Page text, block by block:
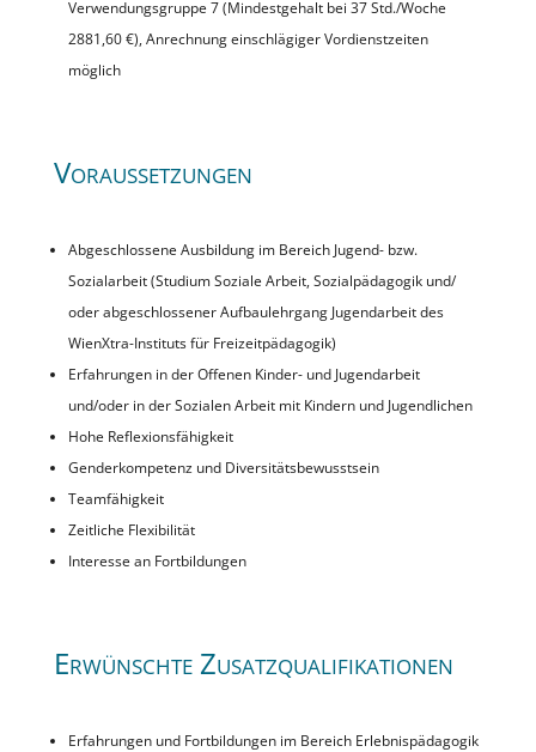
Verwendungsgruppe 7 (Mindestgehalt bei 37 Std./Woche
2881,60 €), Anrechnung einschlägiger Vordienstzeiten
möglich
Voraussetzungen
Abgeschlossene Ausbildung im Bereich Jugend- bzw.
Sozialarbeit (Studium Soziale Arbeit, Sozialpädagogik und/
oder abgeschlossener Aufbaulehrgang Jugendarbeit des
WienXtra-Instituts für Freizeitpädagogik)
Erfahrungen in der Offenen Kinder- und Jugendarbeit
und/oder in der Sozialen Arbeit mit Kindern und Jugendlichen
Hohe Reflexionsfähigkeit
Genderkompetenz und Diversitätsbewusstsein
Teamfähigkeit
Zeitliche Flexibilität
Interesse an Fortbildungen
Erwünschte Zusatzqualifikationen
Erfahrungen und Fortbildungen im Bereich Erlebnispädagogik